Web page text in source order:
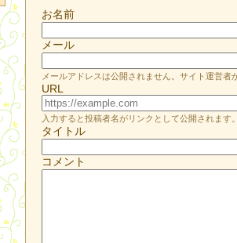
お名前
メール
メールアドレスは公開されません。サイト運営者
URL
入力すると投稿者名がリンクとして公開されます。
タイトル
コメント